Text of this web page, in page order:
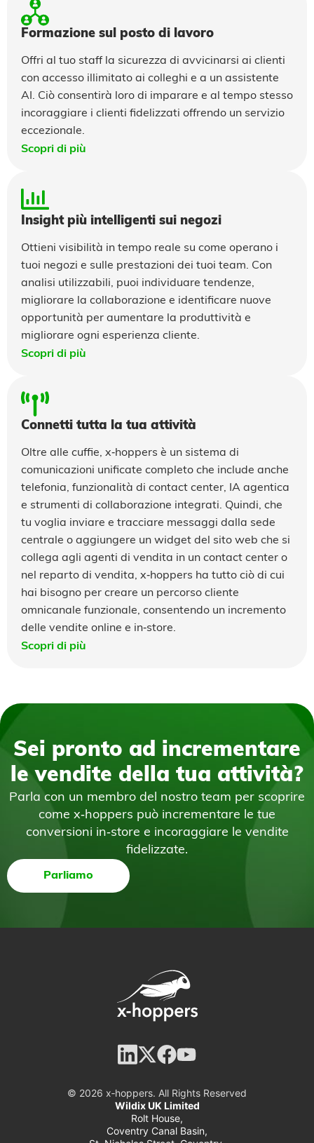
Formazione sul posto di lavoro
Offri al tuo staff la sicurezza di avvicinarsi ai clienti
con accesso illimitato ai colleghi e a un assistente
AI. Ciò consentirà loro di imparare e al tempo stesso
incoraggiare i clienti fidelizzati offrendo un servizio
eccezionale.
Scopri di più
Insight più intelligenti sui negozi
Ottieni visibilità in tempo reale su come operano i
tuoi negozi e sulle prestazioni dei tuoi team. Con
analisi utilizzabili, puoi individuare tendenze,
migliorare la collaborazione e identificare nuove
opportunità per aumentare la produttività e
migliorare ogni esperienza cliente.
Scopri di più
Connetti tutta la tua attività
Oltre alle cuffie, x‑hoppers è un sistema di
comunicazioni unificate completo che include anche
telefonia, funzionalità di contact center, IA agentica
e strumenti di collaborazione integrati. Quindi, che
tu voglia inviare e tracciare messaggi dalla sede
centrale o aggiungere un widget del sito web che si
collega agli agenti di vendita in un contact center o
nel reparto di vendita, x‑hoppers ha tutto ciò di cui
hai bisogno per creare un percorso cliente
omnicanale funzionale, consentendo un incremento
delle vendite online e in‑store.
Scopri di più
Sei pronto ad incrementare
le vendite della tua attività?
Parla con un membro del nostro team per scoprire
come x‑hoppers può incrementare le tue
conversioni in‑store e incoraggiare le vendite
fidelizzate.
Parliamo
© 2026 x‑hoppers. All Rights Reserved
Wildix UK Limited
Rolt House,
Coventry Canal Basin,